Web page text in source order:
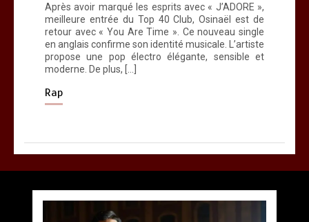
Après avoir marqué les esprits avec « J’ADORE »,
meilleure entrée du Top 40 Club, Osinaël est de
retour avec « You Are Time ». Ce nouveau single
en anglais confirme son identité musicale. L’artiste
propose une pop électro élégante, sensible et
moderne. De plus, […]
Rap